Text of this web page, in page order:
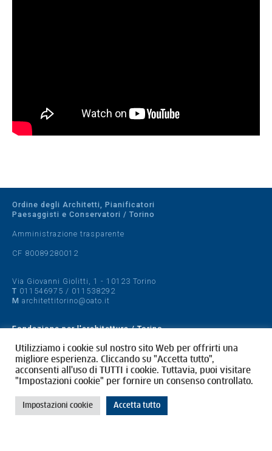
Ordine degli Architetti, Pianificatori
Paesaggisti e Conservatori / Torino
Amministrazione trasparente
CF 80089280012
Via Giovanni Giolitti, 1 - 10123 Torino
T 011546975 / 011538292
M architettitorino@oato.it
Fondazione per l'architettura / Torino
Designed by quattrolinee.it
Cookie Policy
Privacy Policy
Utilizziamo i cookie sul nostro sito Web per offrirti una
migliore esperienza. Cliccando su "Accetta tutto",
acconsenti all'uso di TUTTI i cookie. Tuttavia, puoi visitare
"Impostazioni cookie" per fornire un consenso controllato.
Impostazioni cookie Accetta tutto